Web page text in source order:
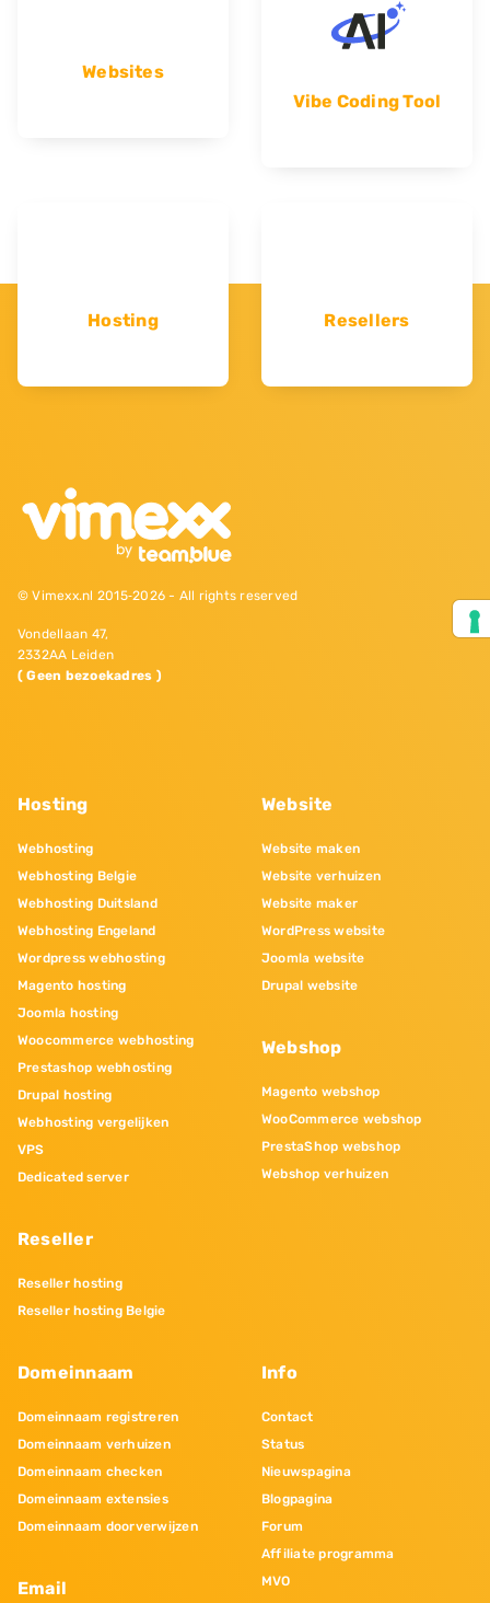
Websites
Vibe Coding Tool
Hosting Resellers
© Vimexx.nl 2015‐2026 - All rights reserved
Vondellaan 47,
2332AA Leiden
( Geen bezoekadres )
Hosting
Webhosting
Webhosting Belgie
Webhosting Duitsland
Webhosting Engeland
Wordpress webhosting
Magento hosting
Joomla hosting
Woocommerce webhosting
Prestashop webhosting
Drupal hosting
Webhosting vergelijken
VPS
Dedicated server
Reseller
Reseller hosting
Reseller hosting Belgie
Website
Website maken
Website verhuizen
Website maker
WordPress website
Joomla website
Drupal website
Webshop
Magento webshop
WooCommerce webshop
PrestaShop webshop
Webshop verhuizen
Domeinnaam
Domeinnaam registreren
Domeinnaam verhuizen
Domeinnaam checken
Domeinnaam extensies
Domeinnaam doorverwijzen
Email
Info
Contact
Status
Nieuwspagina
Blogpagina
Forum
Affiliate programma
MVO